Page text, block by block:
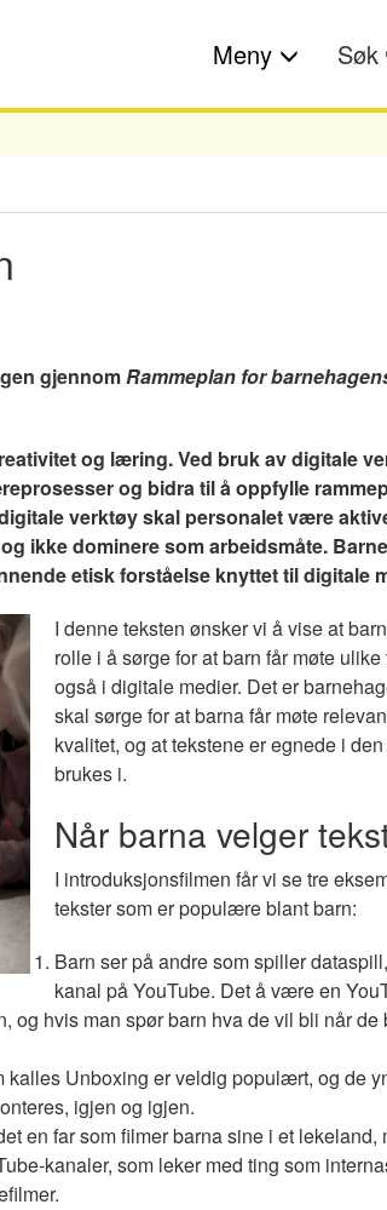
Meny Søk
gjennomRammeplan for
og læring. Ved bruk av digitale
og bidra til å oppfylle
verktøy skal personalet være
ikke dominere som arbeidsmåte.
etisk forståelse knyttet til digitale
I denne teksten ønsker vi å vise at
rolle i å sørge for at barn får møte
også i digitale medier. Det er
skal sørge for at barna får møte
kvalitet, og at tekstene er egnede i
brukes i.
Når barna velger
I introduksjonsfilmen får vi se tre
tekster som er populære blant barn:
Barn ser på andre som spiller
kanal på YouTube. Det å være en
og hvis man spør barn hva de vil bli når de
Unboxing er veldig populært, og de
igjen og igjen.
en far som filmer barna sine i et lekeland,
kanaler, som leker med ting som